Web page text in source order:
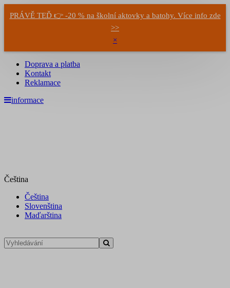
PRÁVĚ TEĎ 👉 -20 % na školní aktovky a batohy. Více info zde
>>
×
Doprava a platba
Kontakt
Reklamace
informace
Čeština
Čeština
Slovenština
Maďarština